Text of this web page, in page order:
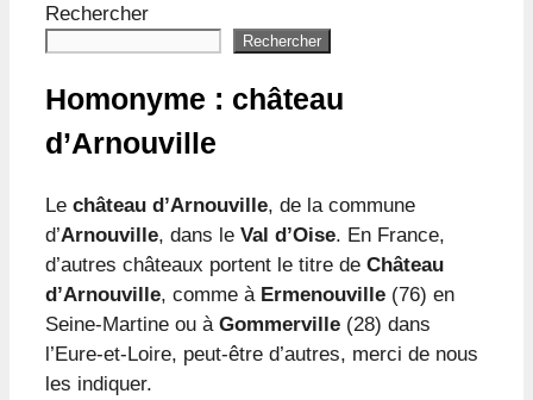
Rechercher
Rechercher
Homonyme : château
d’Arnouville
Le château d’Arnouville, de la commune
d’Arnouville, dans le Val d’Oise. En France,
d’autres châteaux portent le titre de Château
d’Arnouville, comme à Ermenouville (76) en
Seine-Martine ou à Gommerville (28) dans
l’Eure-et-Loire, peut-être d’autres, merci de nous
les indiquer.